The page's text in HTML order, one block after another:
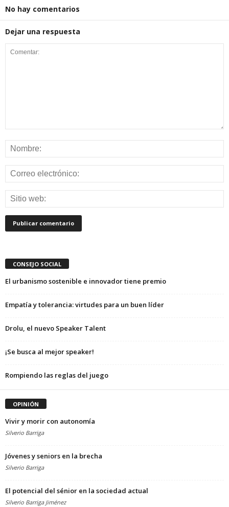
No hay comentarios
Dejar una respuesta
CONSEJO SOCIAL
El urbanismo sostenible e innovador tiene premio
Empatía y tolerancia: virtudes para un buen líder
Drolu, el nuevo Speaker Talent
¡Se busca al mejor speaker!
Rompiendo las reglas del juego
OPINIÓN
Vivir y morir con autonomía
Silverio Barriga
Jóvenes y seniors en la brecha
Silverio Barriga
El potencial del sénior en la sociedad actual
Silverio Barriga Jiménez